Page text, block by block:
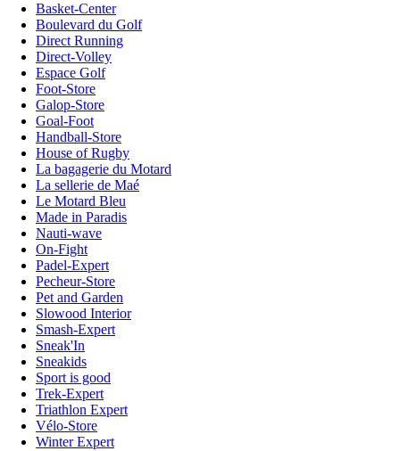
Basket-Center
Boulevard du Golf
Direct Running
Direct-Volley
Espace Golf
Foot-Store
Galop-Store
Goal-Foot
Handball-Store
House of Rugby
La bagagerie du Motard
La sellerie de Maé
Le Motard Bleu
Made in Paradis
Nauti-wave
On-Fight
Padel-Expert
Pecheur-Store
Pet and Garden
Slowood Interior
Smash-Expert
Sneak'In
Sneakids
Sport is good
Trek-Expert
Triathlon Expert
Vélo-Store
Winter Expert